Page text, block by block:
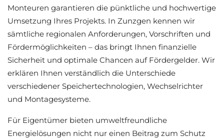
Monteuren garantieren die pünktliche und hochwertige
Umsetzung Ihres Projekts. In Zunzgen kennen wir
sämtliche regionalen Anforderungen, Vorschriften und
Fördermöglichkeiten – das bringt Ihnen finanzielle
Sicherheit und optimale Chancen auf Fördergelder. Wir
erklären Ihnen verständlich die Unterschiede
verschiedener Speichertechnologien, Wechselrichter
und Montagesysteme.
Für Eigentümer bieten umweltfreundliche
Energielösungen nicht nur einen Beitrag zum Schutz